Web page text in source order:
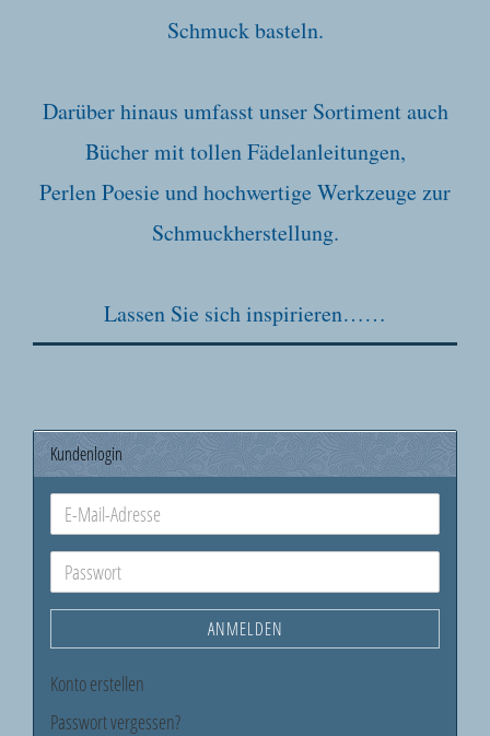
Schmuck basteln.
Darüber hinaus umfasst unser Sortiment auch
Bücher mit tollen Fädelanleitungen,
Perlen Poesie und hochwertige Werkzeuge zur
Schmuckherstellung.
Lassen Sie sich inspirieren……
Kundenlogin
E-
Mail-
Adresse
Passwort
ANMELDEN
Konto erstellen
Passwort vergessen?